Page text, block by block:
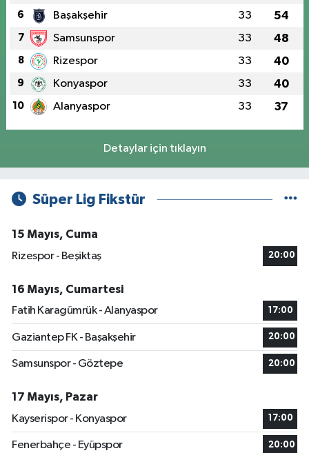
6 Başakşehir 33 54
7 Samsunspor 33 48
8 Rizespor 33 40
9 Konyaspor 33 40
10 Alanyaspor 33 37
Detaylar için tıklayın
Süper Lig Fikstür
15 Mayıs, Cuma
Rizespor - Beşiktaş
20:00
16 Mayıs, Cumartesi
Fatih Karagümrük - Alanyaspor
17:00
Gaziantep FK - Başakşehir 20:00
Samsunspor - Göztepe 20:00
17 Mayıs, Pazar
Kayserispor - Konyaspor
17:00
Fenerbahçe - Eyüpspor 20:00